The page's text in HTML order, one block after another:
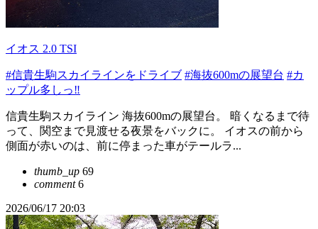
イオス 2.0 TSI
#信貴生駒スカイラインをドライブ #海抜600mの展望台 #カ
ップル多しっ‼️
信貴生駒スカイライン 海抜600mの展望台。 暗くなるまで待
って、関空まで見渡せる夜景をバックに。 イオスの前から
側面が赤いのは、前に停まった車がテールラ...
thumb_up 69
comment6
2026/06/17 20:03